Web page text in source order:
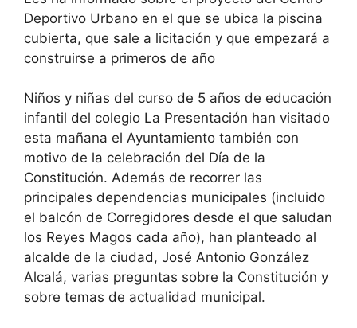
Deportivo Urbano en el que se ubica la piscina
cubierta, que sale a licitación y que empezará a
construirse a primeros de año
Niños y niñas del curso de 5 años de educación
infantil del colegio La Presentación han visitado
esta mañana el Ayuntamiento también con
motivo de la celebración del Día de la
Constitución. Además de recorrer las
principales dependencias municipales (incluido
el balcón de Corregidores desde el que saludan
los Reyes Magos cada año), han planteado al
alcalde de la ciudad, José Antonio González
Alcalá, varias preguntas sobre la Constitución y
sobre temas de actualidad municipal.